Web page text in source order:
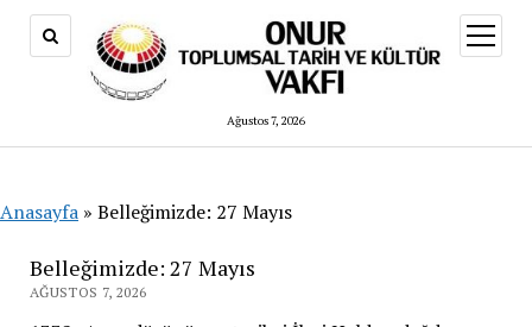
Ağustos 7, 2026
aç
Anasayfa » Belleğimizde: 27 Mayıs
Belleğimizde: 27 Mayıs
AĞUSTOS 7, 2026